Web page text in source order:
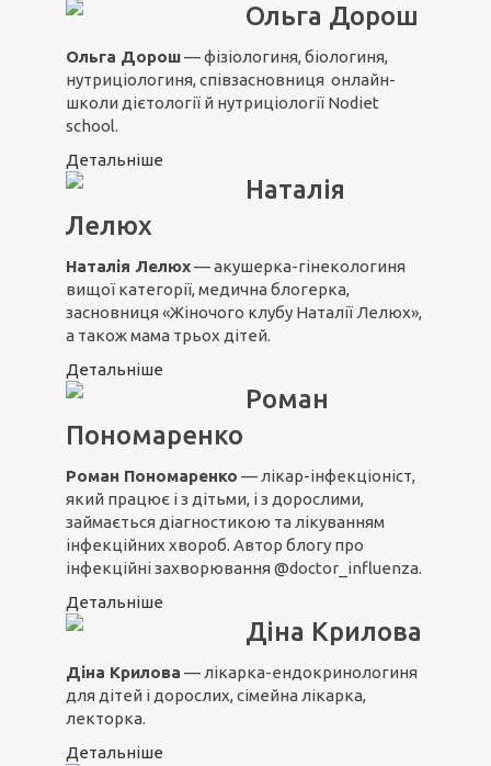
Ольга Дорош
Ольга Дорош— фізіологиня, біологиня,
нутриціологиня, співзасновниця онлайн-
школи дієтології й нутриціології Nodiet
school.
Детальніше
Наталія
Лелюх
Наталія Лелюх— акушерка-гінекологиня
вищої категорії, медична блогерка,
засновниця «Жіночого клубу Наталії Лелюх»,
а також мама трьох дітей.
Детальніше
Роман
Пономаренко
Роман Пономаренко — лікар-інфекціоніст,
який працює і з дітьми, і з дорослими,
займається діагностикою та лікуванням
інфекційних хвороб. Автор блогу про
інфекційні захворювання @doctor_influenza.
Детальніше
Діна Крилова
Діна Крилова — лікарка-ендокринологиня
для дітей і дорослих, сімейна лікарка,
лекторка.
Детальніше